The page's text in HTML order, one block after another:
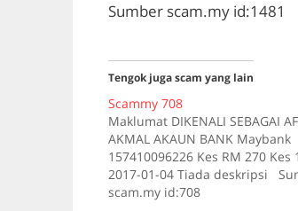
Sumber scam.my id:1481
Tengok juga scam yang lain
Scammy 708
Maklumat DIKENALI SEBAGAI
AKMAL AKAUN BANK Maybank
157410096226 Kes RM 270 Kes 1
2017-01-04 Tiada deskripsi
scam.my id:708